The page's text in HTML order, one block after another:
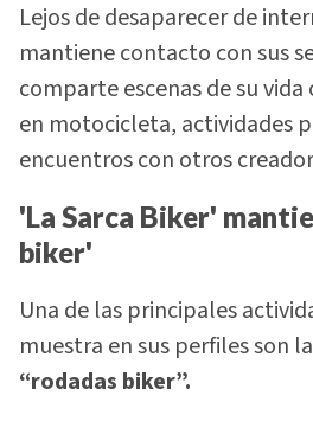
Lejos de desaparecer de
mantiene contacto con sus
comparte escenas de su
en motocicleta, actividades
encuentros con otros
'La Sarca Biker'
biker'
Una de las principales
muestra en sus perfiles son
“rodadas biker”.